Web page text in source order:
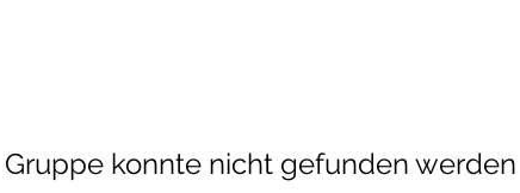
Gruppe konnte nicht gefunden werden